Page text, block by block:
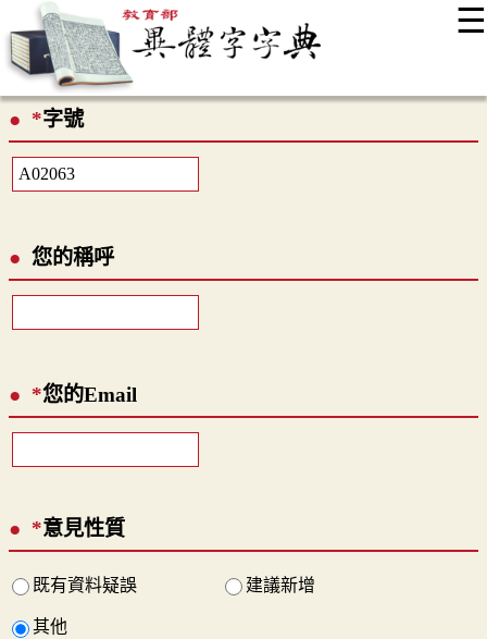
☰
最新消息
*字號
您的稱呼
*您的Email
*意見性質
既有資料疑誤 建議新增
其他